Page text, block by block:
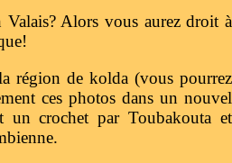
Alors vous aurez droit à
région de kolda (vous pourrez
ces photos dans un nouvel
un crochet par Toubakouta et